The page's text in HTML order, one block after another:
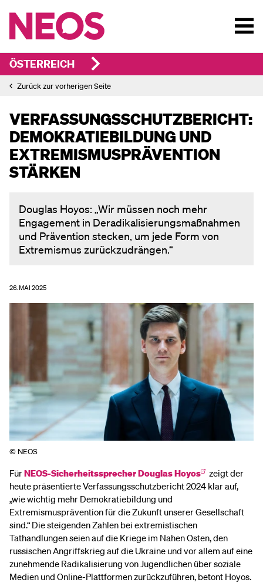
ÖSTERREICH
Zurück zur vorherigen Seite
VERFASSUNGS­SCHUTZBERICHT:
DEMOKRATIE­BILDUNG UND
EXTREMISMUS­PRÄVENTION
STÄRKEN
Douglas Hoyos: „Wir müssen noch mehr
Engagement in Deradikalisierungsmaßnahmen
und Prävention stecken, um jede Form von
Extremismus zurückzudrängen.“
26. MAI 2025
© NEOS
FürNEOS-Sicherheitssprecher Douglas Hoyos
zeigt der
heute präsentierte Verfassungsschutzbericht 2024 klar auf,
„wie wichtig mehr Demokratiebildung und
Extremismusprävention für die Zukunft unserer Gesellschaft
sind.“ Die steigenden Zahlen bei extremistischen
Tathandlungen seien auf die Kriege im Nahen Osten, den
russischen Angriffskrieg auf die Ukraine und vor allem auf eine
zunehmende Radikalisierung von Jugendlichen über soziale
Medien und Online-Plattformen zurückzuführen, betont Hoyos.